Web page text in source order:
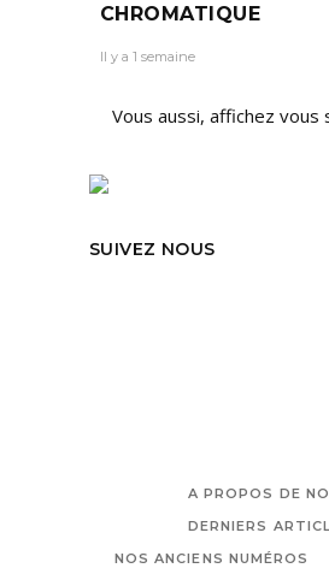
CHROMATIQUE
Il y a 1 semaine
Vous aussi, affichez vous
SUIVEZ NOUS
A PROPOS DE
DERNIERS
NOS ANCIENS NUMÉROS